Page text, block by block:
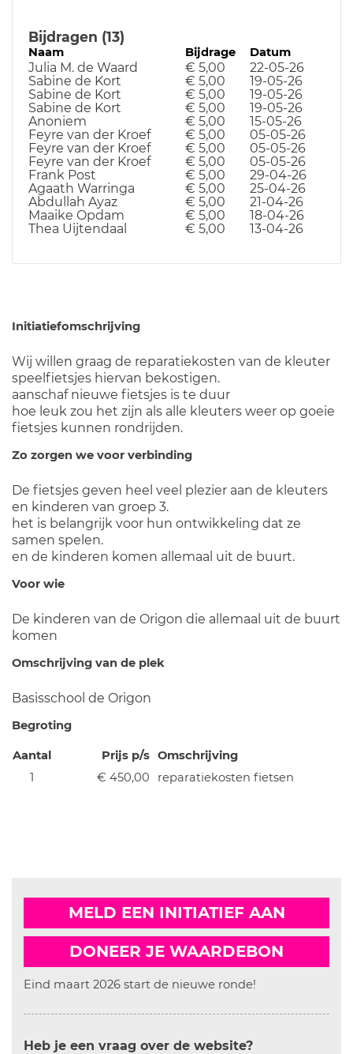
Bijdragen (13)
Naam Bijdrage Datum
Julia M. de Waard € 5,00
22-05-26
Sabine de Kort
€ 5,00
19-05-26
Sabine de Kort
€ 5,00
19-05-26
Sabine de Kort
€ 5,00
19-05-26
Anoniem
€ 5,00
15-05-26
Feyre van der Kroef
€ 5,00
05-05-26
Feyre van der Kroef
€ 5,00
05-05-26
Feyre van der Kroef
€ 5,00
05-05-26
Frank Post
€ 5,00
29-04-26
Agaath Warringa
€ 5,00
25-04-26
Abdullah Ayaz
€ 5,00
21-04-26
Maaike Opdam
€ 5,00
18-04-26
Thea Uijtendaal
€ 5,00 13-04-26
Initiatiefomschrijving
Wij willen graag de reparatiekosten van de kleuter
speelfietsjes hiervan bekostigen.
aanschaf nieuwe fietsjes is te duur
hoe leuk zou het zijn als alle kleuters weer op goeie
fietsjes kunnen rondrijden.
Zo zorgen we voor verbinding
De fietsjes geven heel veel plezier aan de kleuters
en kinderen van groep 3.
het is belangrijk voor hun ontwikkeling dat ze
samen spelen.
en de kinderen komen allemaal uit de buurt.
Voor wie
De kinderen van de Origon die allemaal uit de buurt
komen
Omschrijving van de plek
Basisschool de Origon
Begroting
Aantal Prijs p/s Omschrijving
1
€ 450,00 reparatiekosten fietsen
MELD EEN INITIATIEF AAN
DONEER JE WAARDEBON
Eind maart 2026 start de nieuwe ronde!
Heb je een vraag over de website?